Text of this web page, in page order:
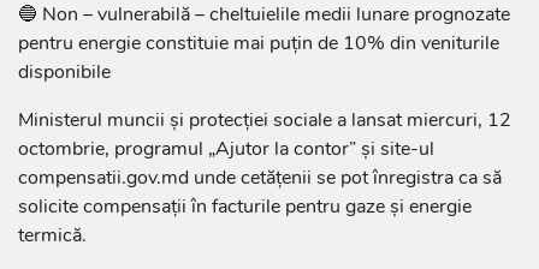
🔵 Non – vulnerabilă – cheltuielile medii lunare prognozate
pentru energie constituie mai puțin de 10% din veniturile
disponibile
Ministerul muncii și protecției sociale a lansat miercuri, 12
octombrie, programul „Ajutor la contor” și site-ul
compensatii.gov.md unde cetățenii se pot înregistra ca să
solicite compensații în facturile pentru gaze și energie
termică.